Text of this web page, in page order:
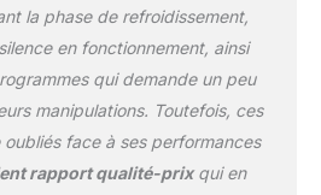
four Bosch. Avec une
puissance de chauffe de
2200 W, notre four offre
une cuisson homogène
sur trois niveaux. Le
ventilateur HotAir 3D
répartit la chaleur
rapidement et
la phase de refroidissement,
en fonctionnement, ainsi
qui demande un peu
manipulations. Toutefois, ces
face à ses performances
rapport qualité-prixqui en